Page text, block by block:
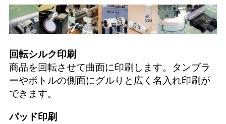
回転シルク印刷
商品を回転させて曲面に印刷します。タンブラ
ーやボトルの側面にグルりと広く名入れ印刷が
できます。
パッド印刷